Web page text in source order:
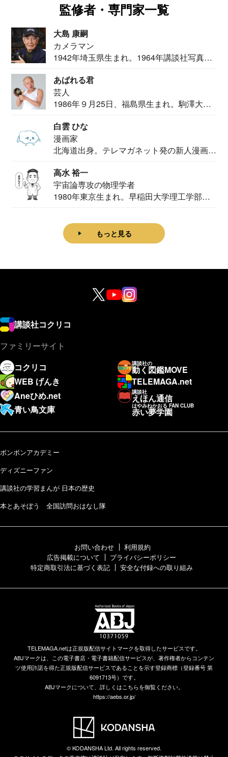
監修者・専門家一覧
大島 康嗣
カメラマン
1942年埼玉県生まれ。1964年講談社写真部
あばれる君
芸人
1986年９月25日、福島県生まれ。駒澤大学
白雲 ひな
漫画家
北海道出身。テレマガネット発の新人漫画
高水 裕一
宇宙論専攻の物理学者
1980年東京生まれ。早稲田大学理工学部物
もっと見る
講談社コクリコ
ファミリーサイト
コクリコ
講談社の
動く図鑑MOVE
WEB げんき
TELEMAGA.net
Aneひめ.net
講談社
えほん通信
青い鳥文庫
はやみねかおる FAN CLUB
赤い夢学園
ボンボンアカデミー
ディズニーファン
講談社の学習まんが 日本の歴史
本とあそぼう 全国訪問おはなし隊
お問い合わせ
利用規約
広告掲載について
プライバシーポリシー
特定商取引法に基づく表記
安全な付録への取り組み
TELEMAGA.netは正規版配信サイトマークを取得したサービスです。
ABJマークは、この電子書店・電子書籍配信サービスが、著作権者からコンテン
ツ使用許諾を得た正規版配信サービスであることを示す登録商標（登録番号 第
6091713号）です。
ABJマークについて、詳しくはこちらを御覧ください。
https://aebs.or.jp/
© KODANSHA Ltd. All rights reserved.